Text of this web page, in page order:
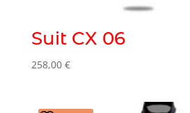
Suit CX 06
258,00 €